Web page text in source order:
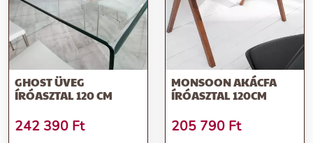
GHOST ÜVEG
ÍRÓASZTAL 120 CM
242 390 Ft
MONSOON AKÁCFA
ÍRÓASZTAL 120CM
205 790 Ft